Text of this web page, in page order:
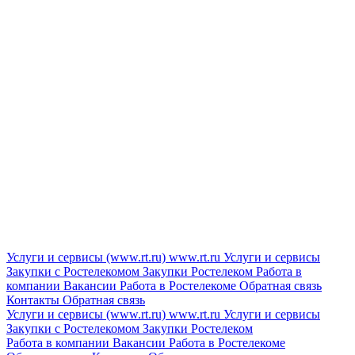
Услуги и сервисы (www.rt.ru) www.rt.ru Услуги и сервисы
Закупки с Ростелекомом Закупки Ростелеком Работа в
компании Вакансии Работа в Ростелекоме Обратная связь
Контакты Обратная связь
Услуги и сервисы (www.rt.ru) www.rt.ru Услуги и сервисы
Закупки с Ростелекомом Закупки Ростелеком
Работа в компании Вакансии Работа в Ростелекоме